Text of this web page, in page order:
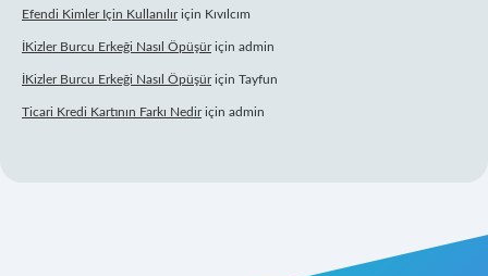
Efendi Kimler Için Kullanılıriçin Kıvılcım
İKizler Burcu Erkeği Nasıl Öpüşüriçin admin
İKizler Burcu Erkeği Nasıl Öpüşüriçin Tayfun
Ticari Kredi Kartının Farkı Nediriçin admin